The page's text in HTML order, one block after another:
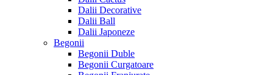
Dalii Decorative
Dalii Ball
Dalii Japoneze
Begonii
Begonii Duble
Begonii Curgatoare